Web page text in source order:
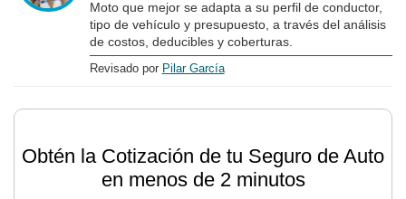
Moto que mejor se adapta a su perfil de conductor,
tipo de vehículo y presupuesto, a través del análisis
de costos, deducibles y coberturas.
Revisado por Pilar García
Obtén la Cotización de tu Seguro de Auto
en menos de 2 minutos